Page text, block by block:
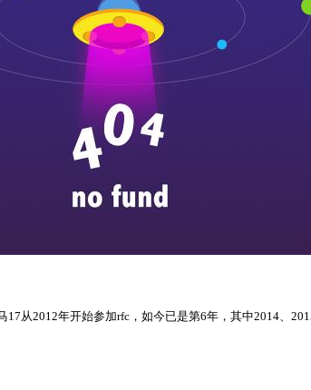
从2012年开始参加rfc，如今已是第6年，其中2014、